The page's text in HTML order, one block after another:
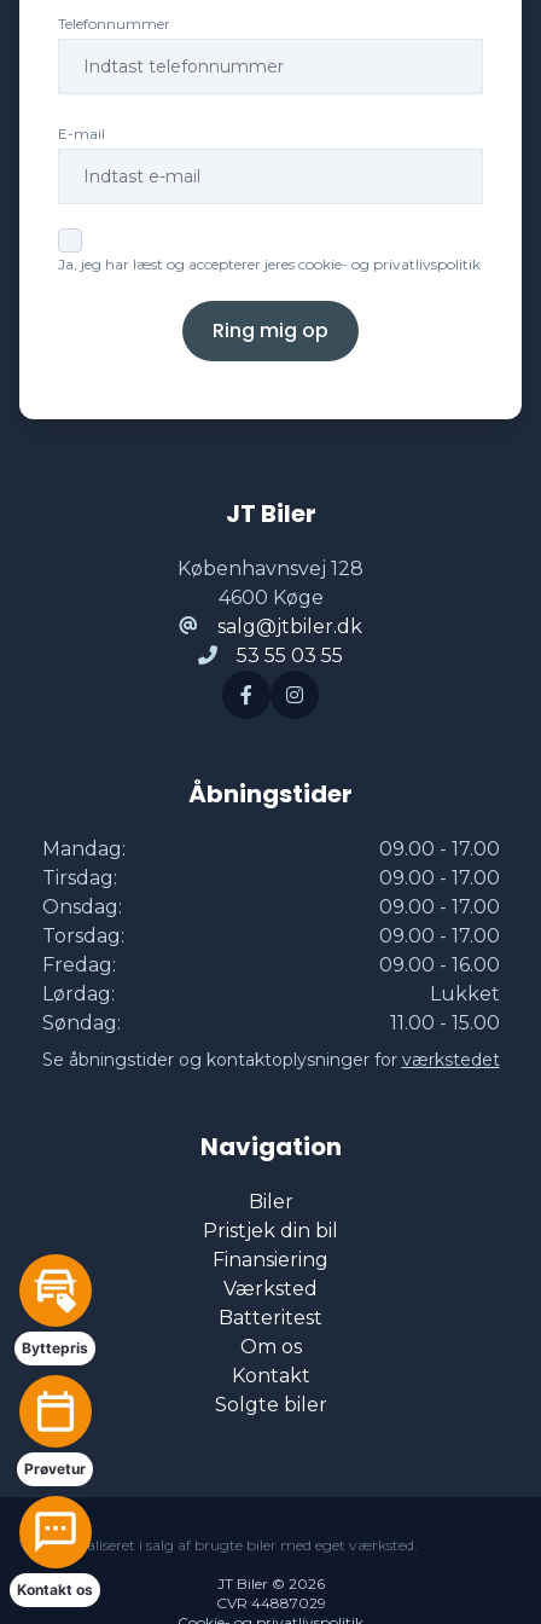
Elektrisk parkeringsbremse
Fartpilot
Fjernbetjent centrallås
Fuld LED forlygter
Kabinevarmer
Kamera 360 grader
LED kørelys
Læderrat
Musikstreaming via bluetooth
Parkeringssensor bagved
Splitbagsæder
Stofsæder
Sædevarme
Tagræling
Træthedsregistrering
Telefonnummer
E-mail
Ja, jeg har læst og accepterer jeres cookie- og privatlivspolitik
Ring mig op
JT Biler
Københavnsvej 128
4600 Køge
salg@jtbiler.dk
53 55 03 55
Åbningstider
Mandag:
09.00 - 17.00
Tirsdag:
09.00 - 17.00
Onsdag:
09.00 - 17.00
Torsdag:
09.00 - 17.00
Fredag:
09.00 - 16.00
Lørdag:
Lukket
Søndag:
11.00 - 15.00
Se åbningstider og kontaktoplysninger for værkstedet
Navigation
Biler
Pristjek din bil
Finansiering
Værksted
Batteritest
Om os
Kontakt
Solgte biler
Vi er specialiseret i salg af brugte biler med eget værksted.
JT Biler © 2026
CVR 44887029
Byttepris
Prøvetur
Kontakt os